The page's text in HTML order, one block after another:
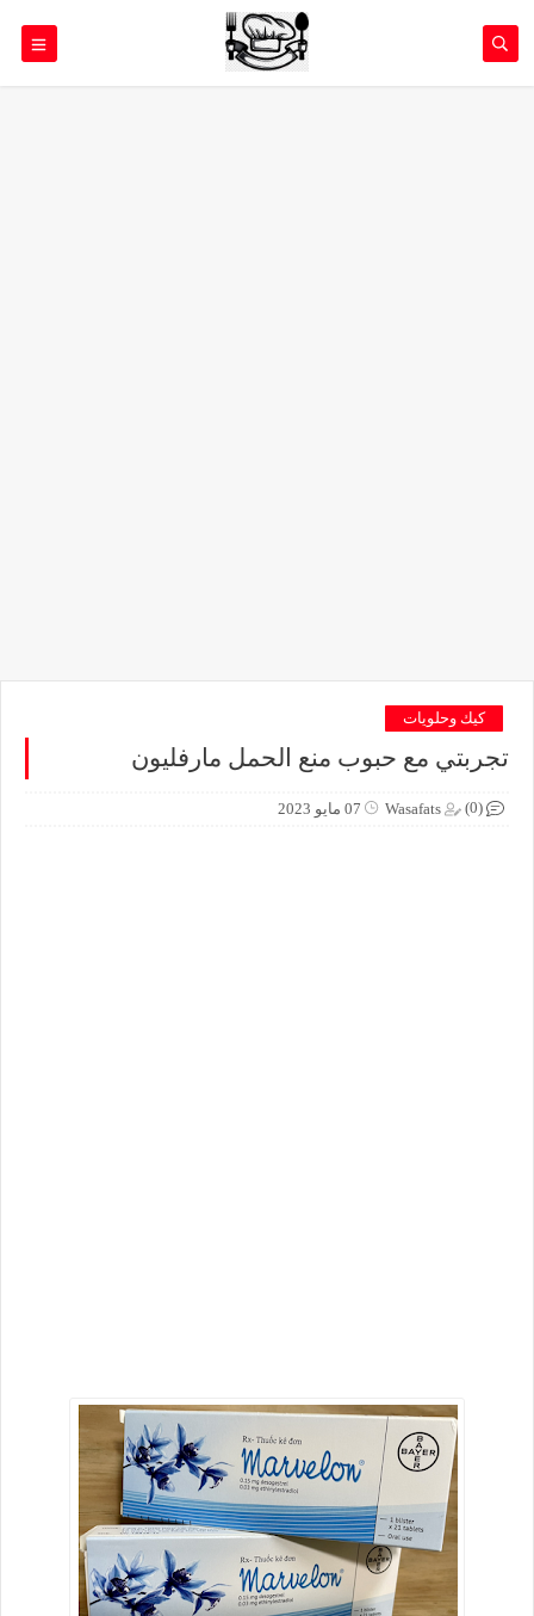
كيك وحلويات
تجربتي مع حبوب منع الحمل مارفليون
Wasafats 07 مايو 2023 (0)